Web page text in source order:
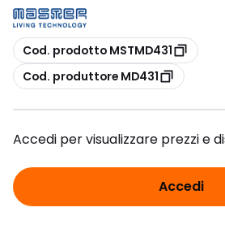
copia
Cod. prodotto MSTMD431
copia
Cod. produttore MD431
Accedi per visualizzare prezzi e
Accedi